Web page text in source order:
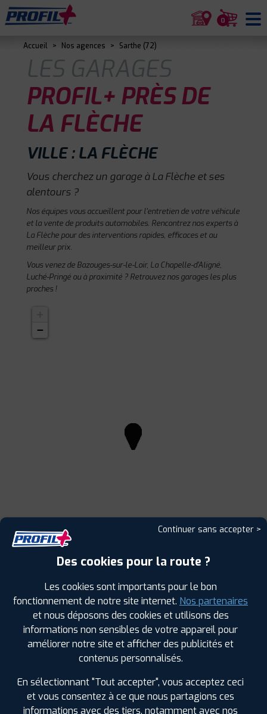
0
Accueil > Nos agences > Sarthe (72)
LES GARAGES
PROFIL+ PRÈS DE
LA FLÈCHE
VILLE : LA FLÈCHE
Vous cherchez un garage à La Flèche et ses
alentours ?
Nos équipes vous accueillent pour l'entretien de votre véhicule
et la vente de produits automobiles. Rencontrez nos experts à
La Flèche pour des interventions rapides, efficaces et au
meilleur prix.
Vous venez de Bazouges-sur-le-Loir, La Chapelle-d'Aligné,
Luché-Pringé ou à proximité ? Retrouvez nos garages les plus
proches !
−
Leaflet |©Mapbox©OpenStreetMap
LES GARAGES PROFIL PLUS
Continuer sans accepter >
Des cookies pour la route ?
Les cookies sont importants pour le bon
fonctionnement de notre site internet. Nos partenaires
et nous déposons des cookies et utilisons des
informations non sensibles de votre appareil pour
améliorer notre site et afficher des publicités et
contenus personnalisés.
En sélectionnant "Tout accepter", vous acceptez ceci
et vous consentez à ce que nous partagions ces
informations avec des tiers, notamment avec nos